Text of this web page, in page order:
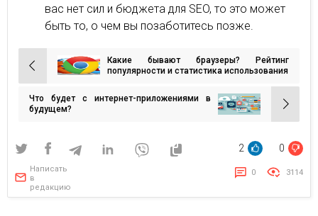
вас нет сил и бюджета для SEO, то это может
быть то, о чем вы позаботитесь позже.
Навигация
по
записям
Какие бывают браузеры? Рейтинг
популярности и статистика использования
Что будет с интернет-приложениями в
будущем?
2 0
Написать
в
редакцию
0 3114